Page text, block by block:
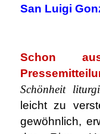
San Luigi
Schon
Schönheit
leicht zu
gewöhnlich,